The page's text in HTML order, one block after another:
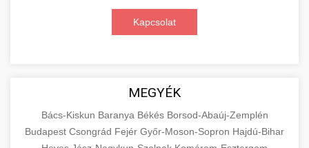
Kapcsolat
MEGYÉK
Bács-Kiskun Baranya Békés Borsod-Abaúj-Zemplén
Budapest Csongrád Fejér Győr-Moson-Sopron Hajdú-Bihar